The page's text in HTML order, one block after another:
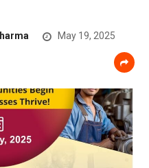
May 19, 2025